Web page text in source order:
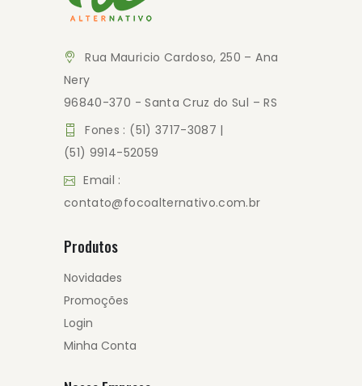
Rua Mauricio Cardoso, 250 – Ana
Nery
96840-370 - Santa Cruz do Sul – RS
Fones : (51) 3717-3087 |
(51) 9914-52059
Email :
contato@focoalternativo.com.br
Produtos
Novidades
Promoções
Login
Minha Conta